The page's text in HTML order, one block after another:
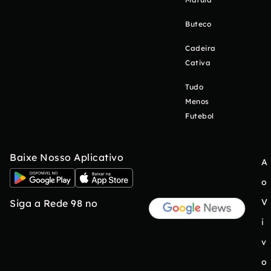
Buteco
Cadeira
Cativa
Tudo
Menos
Futebol
Baixe Nosso Aplicativo
Siga a Rede 98 no
A
o
V
i
v
o